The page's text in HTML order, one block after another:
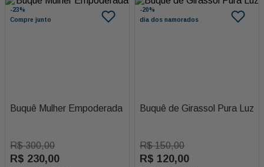
-23%
Compre junto
Buquê Mulher Empoderada
R$ 300,00
R$ 230,00
-20%
dia dos namorados
Buquê de Girassol Pura Luz
R$ 150,00
R$ 120,00